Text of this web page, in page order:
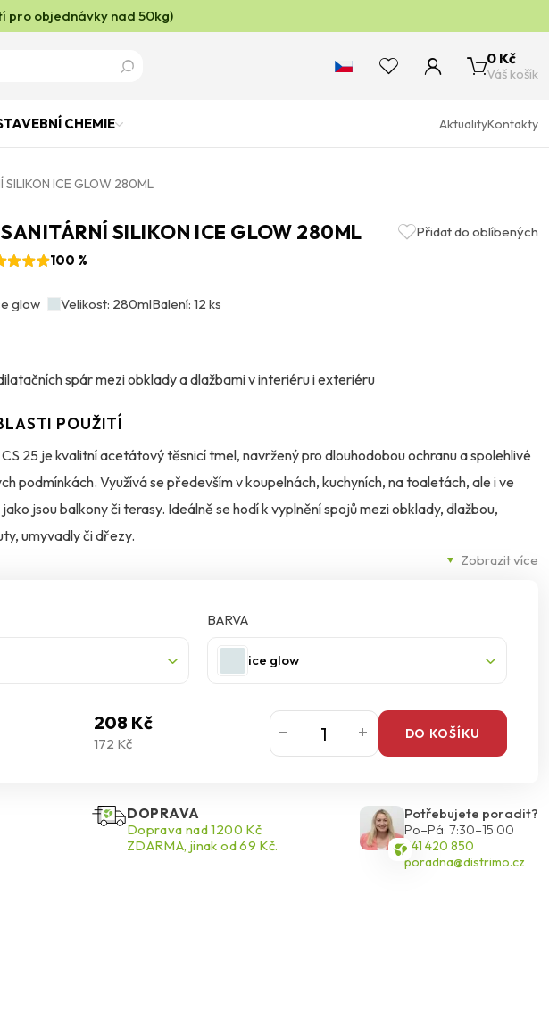
pro objednávky nad 50kg)
0 Kč
Váš košík
CHEMIE AktualityKontakty
SILIKON ICE GLOW 280ML
SANITÁRNÍ SILIKON ICE GLOW 280ML
Přidat do oblíbených
100 %
glow Velikost: 280mlBalení: 12 ks
spár mezi obklady a dlažbami v interiéru i exteriéru
Zobrazit více
POUŽITÍ
25 je kvalitní acetátový těsnicí tmel, navržený pro dlouhodobou ochranu a spolehlivé
podmínkách. Využívá se především v koupelnách, kuchyních, na toaletách, ale i ve
jsou balkony či terasy. Ideálně se hodí k vyplnění spojů mezi obklady, dlažbou,
umyvadly či dřezy.
UV záření, čisticím prostředkům a teplotním výkyvům zaručuje jeho dlouhou
klíčové pro hygienické prostředí.
ke sklu, keramice, porcelánu, smaltu, emailu a dalším nesavým povrchům. Je
po vytvrzení zůstává pružný, bez tendence ke změně barvy nebo narušení struktury.
BARVA
ice glow
208 Kč
172 Kč
DO KOŠÍKU
DOPRAVA
Doprava nad 1200 Kč
ZDARMA, jinak od 69 Kč.
Potřebujete poradit?
Po–Pá: 7:30–15:00
541 420 850
poradna@distrimo.cz